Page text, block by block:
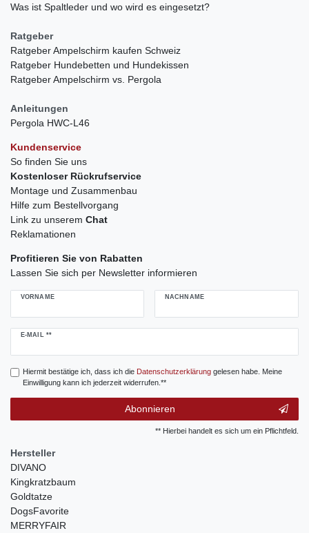
Was ist Spaltleder und wo wird es eingesetzt?
Ratgeber
Ratgeber Ampelschirm kaufen Schweiz
Ratgeber Hundebetten und Hundekissen
Ratgeber Ampelschirm vs. Pergola
Anleitungen
Pergola HWC-L46
Kundenservice
So finden Sie uns
Kostenloser Rückrufservice
Montage und Zusammenbau
Hilfe zum Bestellvorgang
Link zu unserem Chat
Reklamationen
Profitieren Sie von Rabatten
Lassen Sie sich per Newsletter informieren
VORNAME NACHNAME
E-MAIL **
Newsletter
Hiermit bestätige ich, dass ich die Daten­schutz­erklärunggelesen habe. Meine
Einwilligung kann ich jederzeit widerrufen.**
Abonnieren
** Hierbei handelt es sich um ein Pflichtfeld.
Hersteller
DIVANO
Kingkratzbaum
Goldtatze
DogsFavorite
MERRYFAIR